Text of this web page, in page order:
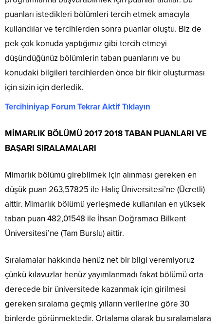
puanları istedikleri bölümleri tercih etmek amacıyla
kullandılar ve tercihlerden sonra puanlar oluştu. Biz de
pek çok konuda yaptığımız gibi tercih etmeyi
düşündüğünüz bölümlerin taban puanlarını ve bu
konudaki bilgileri tercihlerden önce bir fikir oluşturması
için sizin için derledik.
Tercihiniyap Forum Tekrar Aktif Tıklayın
MİMARLIK BÖLÜMÜ 2017 2018 TABAN PUANLARI VE
BAŞARI SIRALAMALARI
Mimarlık bölümü girebilmek için alınması gereken en
düşük puan 263,57825 ile Haliç Üniversitesi’ne (Ücretli)
aittir. Mimarlık bölümü yerleşmede kullanılan en yüksek
taban puan 482,01548 ile İhsan Doğramacı Bilkent
Üniversitesi’ne (Tam Burslu) aittir.
Sıralamalar hakkında henüz net bir bilgi veremiyoruz
çünkü kılavuzlar henüz yayımlanmadı fakat bölümü orta
derecede bir üniversitede kazanmak için girilmesi
gereken sıralama geçmiş yılların verilerine göre 30
binlerde görünmektedir. Ortalama olarak bu sıralamalara